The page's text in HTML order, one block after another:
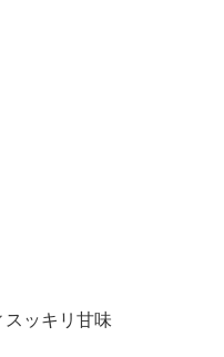
スッキリ 甘味